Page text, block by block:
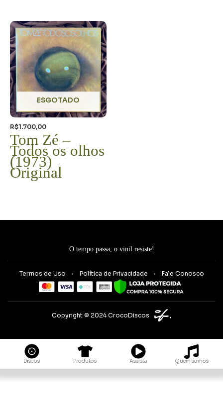
ESGOTADO
R$1.700,00
Tom Zé –
Todos os olhos
(1973)
Original
O tempo passa, o vinil resiste!
Termos de Uso Política de Privacidade Fale Conosco
Copyright © 2024 CrocoDiscos
Discos Produtos Assista Quem somos